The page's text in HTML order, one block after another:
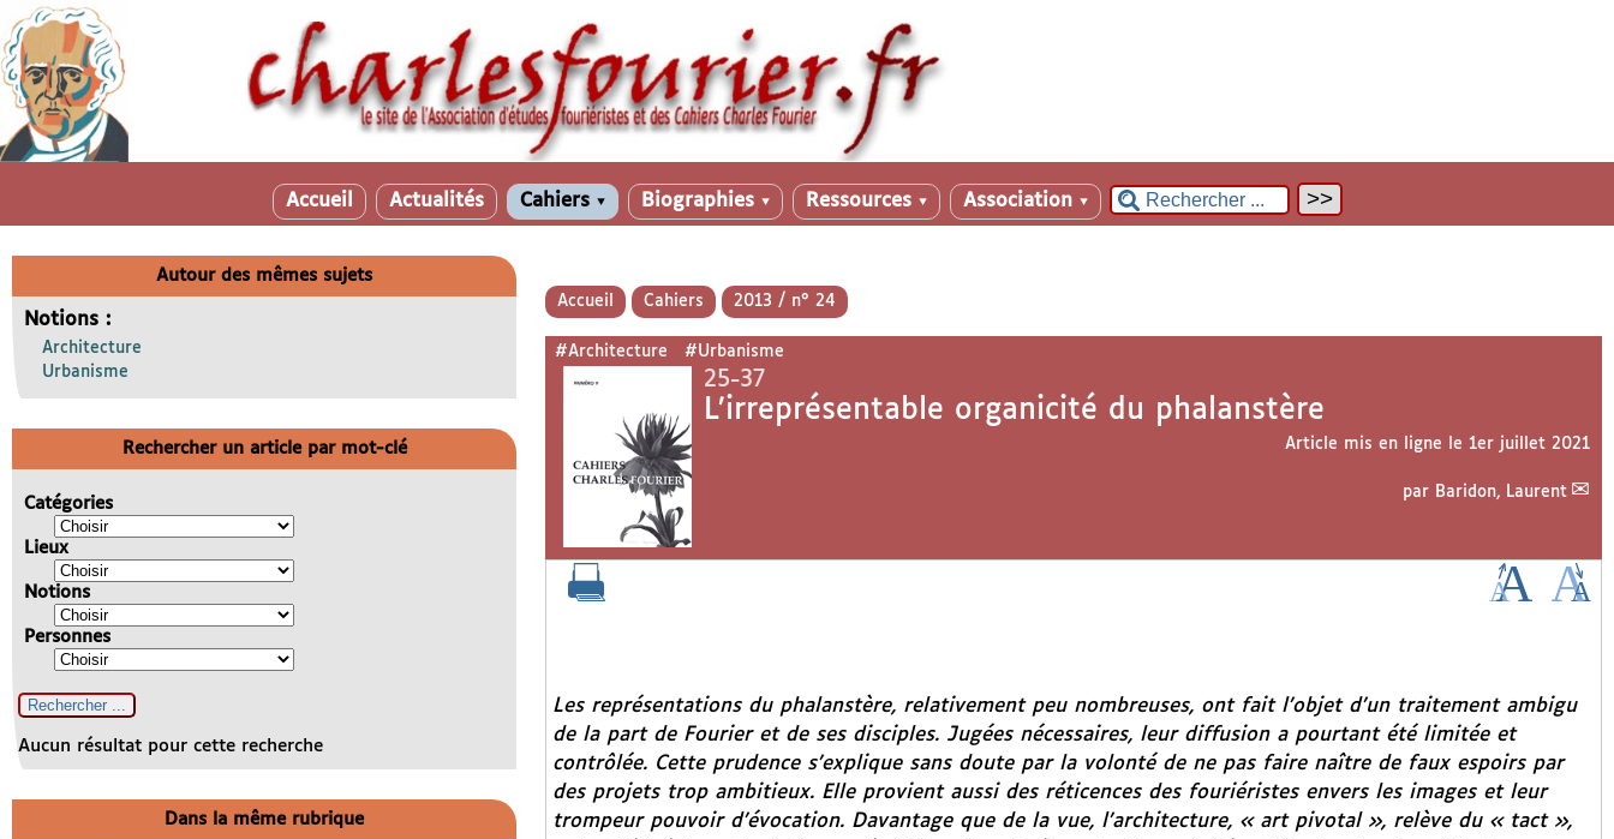
Accueil Actualités Cahiers ▼ Biographies ▼ Ressources ▼ Association ▼
Accueil Cahiers 2013 / n° 24
#Architecture #Urbanisme
25-37
L’irreprésentable organicité du phalanstère
Article mis en ligne le 1er juillet 2021
par Baridon, Laurent
Les représentations du phalanstère, relativement peu nombreuses, ont fait l’objet d’un traitement ambigu
de la part de Fourier et de ses disciples. Jugées nécessaires, leur diffusion a pourtant été limitée et
contrôlée. Cette prudence s’explique sans doute par la volonté de ne pas faire naître de faux espoirs par
des projets trop ambitieux. Elle provient aussi des réticences des fouriéristes envers les images et leur
trompeur pouvoir d’évocation. Davantage que de la vue, l’architecture, « art pivotal », relève du « tact »,
Autour des mêmes sujets
Notions :
Architecture
Urbanisme
Rechercher un article par mot-clé
Catégories
Lieux
Notions
Personnes
Aucun résultat pour cette recherche
Dans la même rubrique